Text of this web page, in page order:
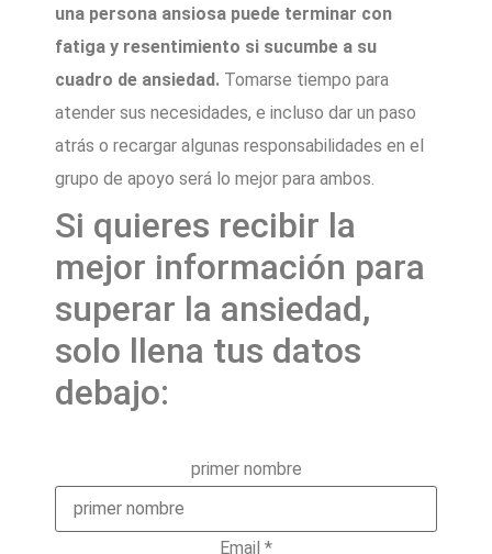
una persona ansiosa puede terminar con
fatiga y resentimiento si sucumbe a su
cuadro de ansiedad. Tomarse tiempo para
atender sus necesidades, e incluso dar un paso
atrás o recargar algunas responsabilidades en el
grupo de apoyo será lo mejor para ambos.
Si quieres recibir la
mejor información para
superar la ansiedad,
solo llena tus datos
debajo:
primer nombre
Email *